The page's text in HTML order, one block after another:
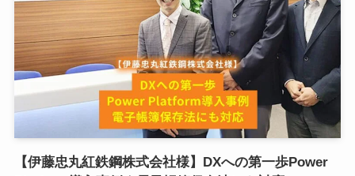
【伊藤忠丸紅鉄鋼株式会社様】DXへの第一歩Power